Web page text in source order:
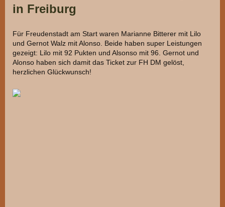
in Freiburg
Für Freudenstadt am Start waren Marianne Bitterer mit Lilo
und Gernot Walz mit Alonso. Beide haben super Leistungen
gezeigt: Lilo mit 92 Pukten und Alsonso mit 96. Gernot und
Alonso haben sich damit das Ticket zur FH DM gelöst,
herzlichen Glückwunsch!